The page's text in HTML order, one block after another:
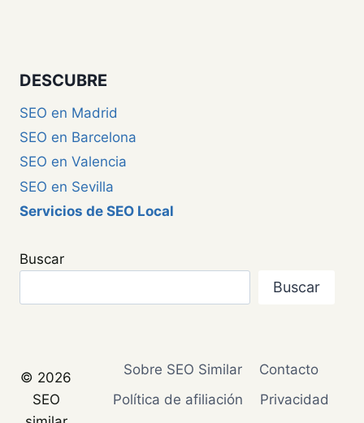
DESCUBRE
SEO en Madrid
SEO en Barcelona
SEO en Valencia
SEO en Sevilla
Servicios de SEO Local
Buscar
Buscar
© 2026
SEO
Sobre SEO Similar
Contacto
Política de afiliación
Privacidad